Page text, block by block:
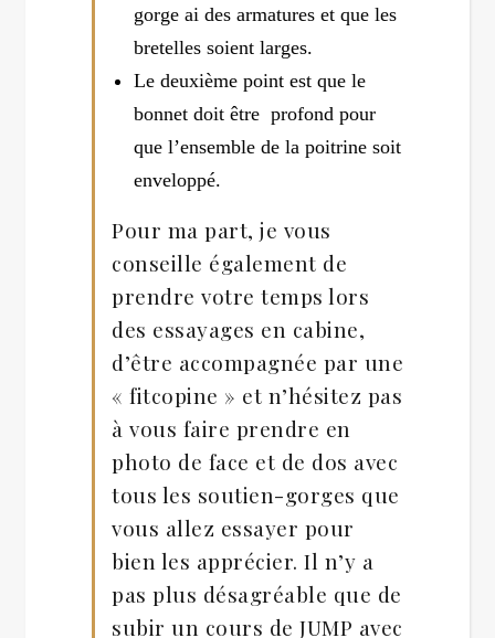
gorge ai des armatures et que les
bretelles soient larges.
Le deuxième point est que le
bonnet doit être profond pour
que l’ensemble de la poitrine soit
enveloppé.
Pour ma part, je vous
conseille également de
prendre votre temps lors
des essayages en cabine,
d’être accompagnée par une
« fitcopine » et n’hésitez pas
à vous faire prendre en
photo de face et de dos avec
tous les soutien-gorges que
vous allez essayer pour
bien les apprécier. Il n’y a
pas plus désagréable que de
subir un cours de JUMP avec